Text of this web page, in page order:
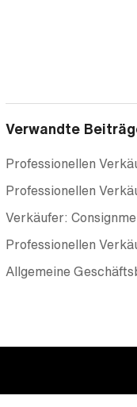
Verwandte
Professionellen
Professionellen
Verkäufer:
Professionellen
Allgemeine